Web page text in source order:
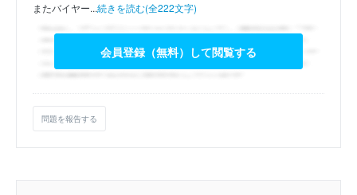
またバイヤー...続きを読む(全222文字)
会員登録（無料）して閲覧する
問題を報告する